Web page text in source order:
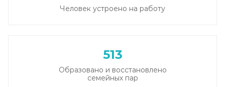
Записаться
Лечение зависимости от героина
Человек устроено на работу
513
Образовано и восстановлено
семейных пар